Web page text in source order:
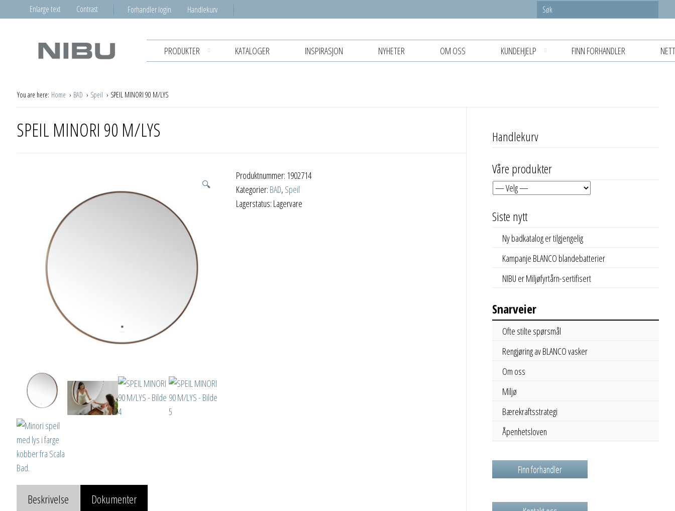
Enlarge text Contrast Forhandler login Handlekurv
PRODUKTER KATALOGER INSPIRASJON NYHETER OM OSS KUNDEHJELP FINN FORHANDLER
You are here: Home BAD Speil SPEIL MINORI 90 M/LYS
SPEIL MINORI 90 M/LYS
🔍
Produktnummer: 1902714
Kategorier: BAD, Speil
Lagerstatus: Lagervare
Beskrivelse Dokumenter
Handlekurv
Våre produkter
Siste nytt
Ny badkatalog er tilgjengelig
Kampanje BLANCO blandebatterier
NIBU er Miljøfyrtårn-sertifisert
Snarveier
Ofte stilte spørsmål
Rengjøring av BLANCO vasker
Om oss
Miljø
Bærekraftsstrategi
Åpenhetsloven
Finn forhandler